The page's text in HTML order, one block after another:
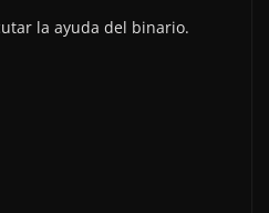
la ayuda del binario.